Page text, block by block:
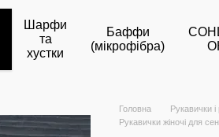
Шарфи
та
хустки
Баффи
(мікрофібра)
Головна Рукавички і
Рукавички жіночі для